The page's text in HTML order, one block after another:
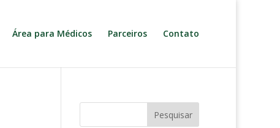
Área para Médicos Parceiros Contato